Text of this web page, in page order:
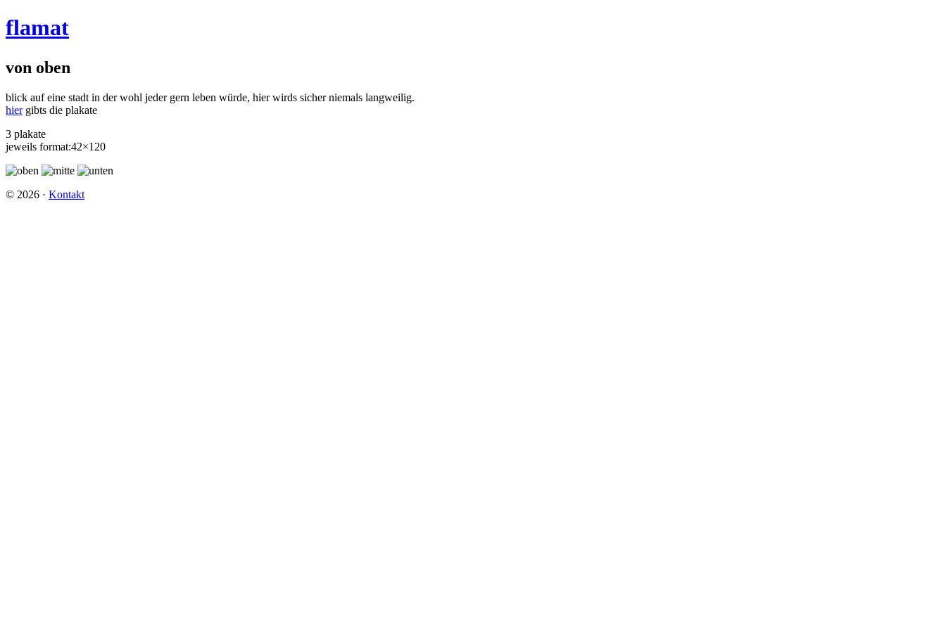
flamat
von oben
blick auf eine stadt in der wohl jeder gern leben würde, hier wirds sicher niemals langweilig.
hiergibts die plakate
3 plakate
jeweils format:42×120
© 2026 · Kontakt